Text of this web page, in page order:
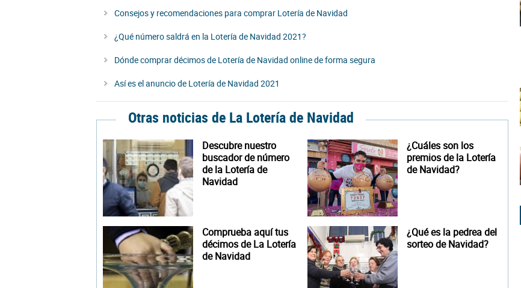
Consejos y recomendaciones para comprar Lotería de Navidad
¿Qué número saldrá en la Lotería de Navidad 2021?
Dónde comprar décimos de Lotería de Navidad online de forma segura
Así es el anuncio de Lotería de Navidad 2021
Otras noticias de La Lotería de Navidad
Descubre nuestro
buscador de número
de la Lotería de
Navidad
¿Cuáles son los
premios de la Lotería
de Navidad?
Comprueba aquí tus
décimos de La Lotería
de Navidad
¿Qué es la pedrea del
sorteo de Navidad?